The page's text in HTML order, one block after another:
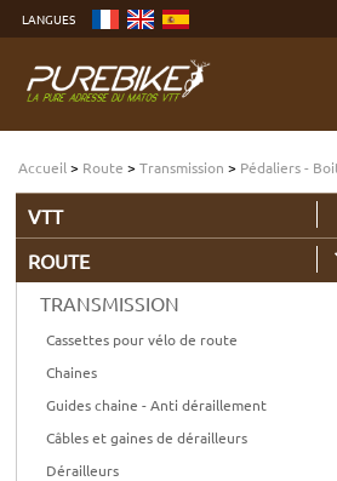
contenu
menu
Aller
LANGUES
Accueil > Route >Transmission > Pédaliers -
VTT
ROUTE
TRANSMISSION
Cassettes pour vélo de route
Chaines
Guides chaine - Anti déraillement
Câbles et gaines de dérailleurs
Dérailleurs